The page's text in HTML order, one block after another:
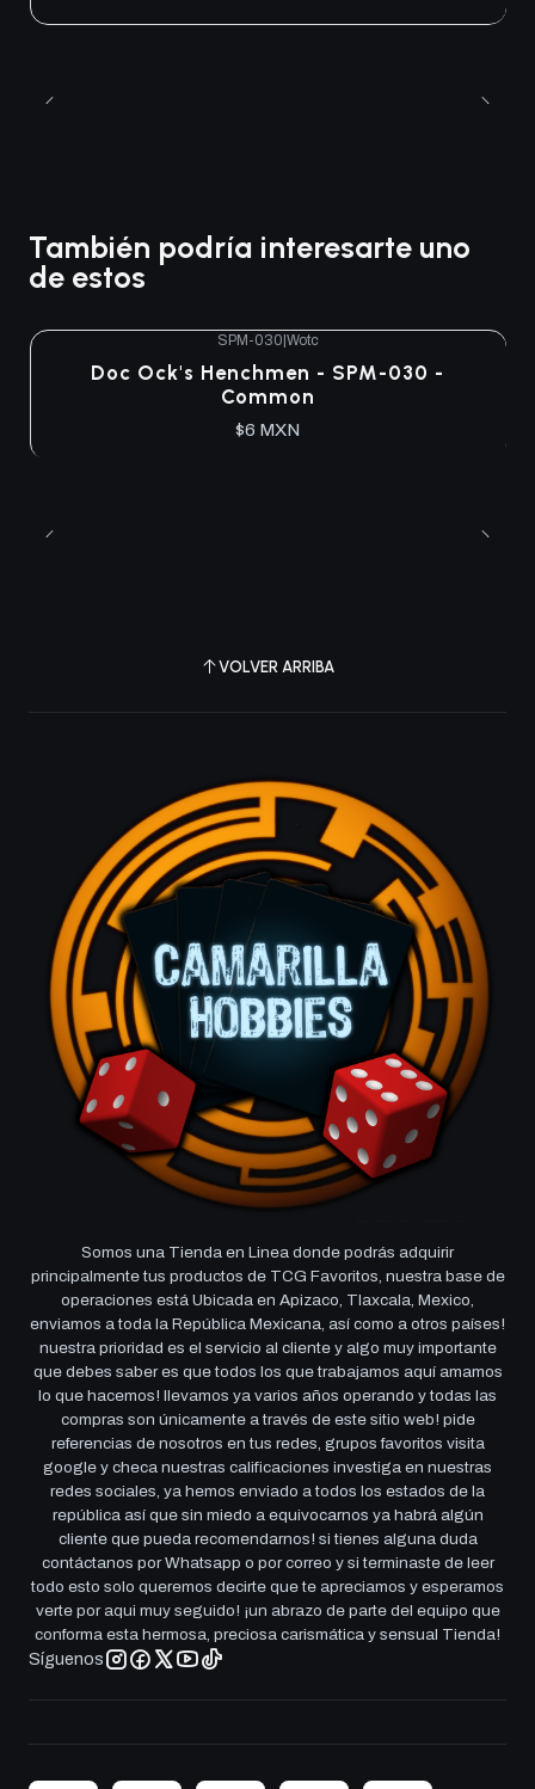
También podría interesarte uno
de estos
SPM-030|Wotc
Doc Ock's Henchmen - SPM-030 -
Common
$6 MXN
VOLVER ARRIBA
Somos una Tienda en Linea donde podrás adquirir
principalmente tus productos de TCG Favoritos, nuestra base de
operaciones está Ubicada en Apizaco, Tlaxcala, Mexico,
enviamos a toda la República Mexicana, así como a otros países!
nuestra prioridad es el servicio al cliente y algo muy importante
que debes saber es que todos los que trabajamos aquí amamos
lo que hacemos! llevamos ya varios años operando y todas las
compras son únicamente a través de este sitio web! pide
referencias de nosotros en tus redes, grupos favoritos visita
google y checa nuestras calificaciones investiga en nuestras
redes sociales, ya hemos enviado a todos los estados de la
república así que sin miedo a equivocarnos ya habrá algún
cliente que pueda recomendarnos! si tienes alguna duda
contáctanos por Whatsapp o por correo y si terminaste de leer
todo esto solo queremos decirte que te apreciamos y esperamos
verte por aqui muy seguido! ¡un abrazo de parte del equipo que
conforma esta hermosa, preciosa carismática y sensual Tienda!
Síguenos